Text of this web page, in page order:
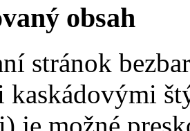
obsah
stránok
je možné